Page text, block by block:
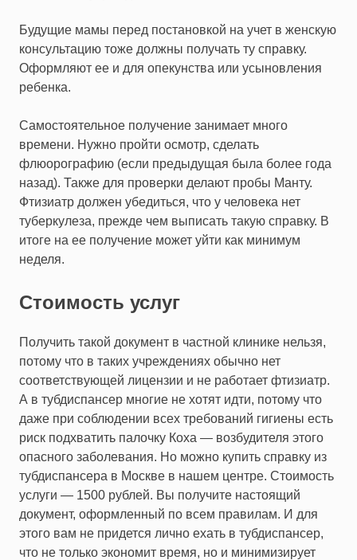
Будущие мамы перед постановкой на учет в женскую
консультацию тоже должны получать ту справку.
Оформляют ее и для опекунства или усыновления
ребенка.
Самостоятельное получение занимает много
времени. Нужно пройти осмотр, сделать
флюорографию (если предыдущая была более года
назад). Также для проверки делают пробы Манту.
Фтизиатр должен убедиться, что у человека нет
туберкулеза, прежде чем выписать такую справку. В
итоге на ее получение может уйти как минимум
неделя.
Стоимость услуг
Получить такой документ в частной клинике нельзя,
потому что в таких учреждениях обычно нет
соответствующей лицензии и не работает фтизиатр.
А в тубдиспансер многие не хотят идти, потому что
даже при соблюдении всех требований гигиены есть
риск подхватить палочку Коха — возбудителя этого
опасного заболевания. Но можно купить справку из
тубдиспансера в Москве в нашем центре. Стоимость
услуги — 1500 рублей. Вы получите настоящий
документ, оформленный по всем правилам. И для
этого вам не придется лично ехать в тубдиспансер,
что не только экономит время, но и минимизирует